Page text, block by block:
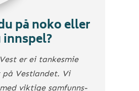
på noko eller
innspel?
er ei tankesmie
på Vestlandet. Vi
viktige samfunns­